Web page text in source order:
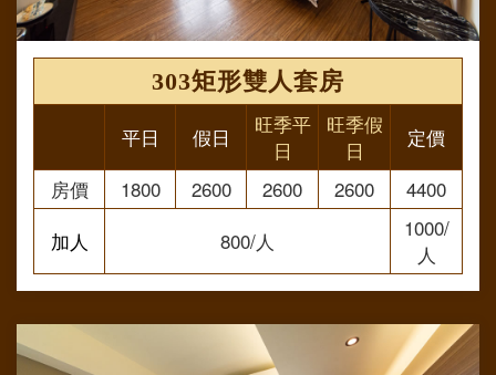
303矩形雙人套房
平日
假日
旺季平
日
旺季假
日
定價
房價
1800 2600 2600 2600
4400
加人
800/人
1000/
人